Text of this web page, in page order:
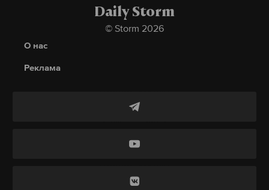
это был наиболее приемлемый формат, когда
вместе с отрицанием Путиным своей агрессии и
серьезная часть международного сообщества,
включая наших партнеров, не верила в
агрессия Кремля. Но и сейчас, как бы кому ни
России... На эти реалии мы нашли не менее
законопроекта, когда украинская армия может
Макс
Daily Storm
© Storm 2026
О нас
Реклама